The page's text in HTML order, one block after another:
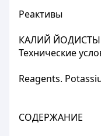
Реактивы
КАЛИЙ
Технические
Reagents.
СОДЕРЖАНИЕ